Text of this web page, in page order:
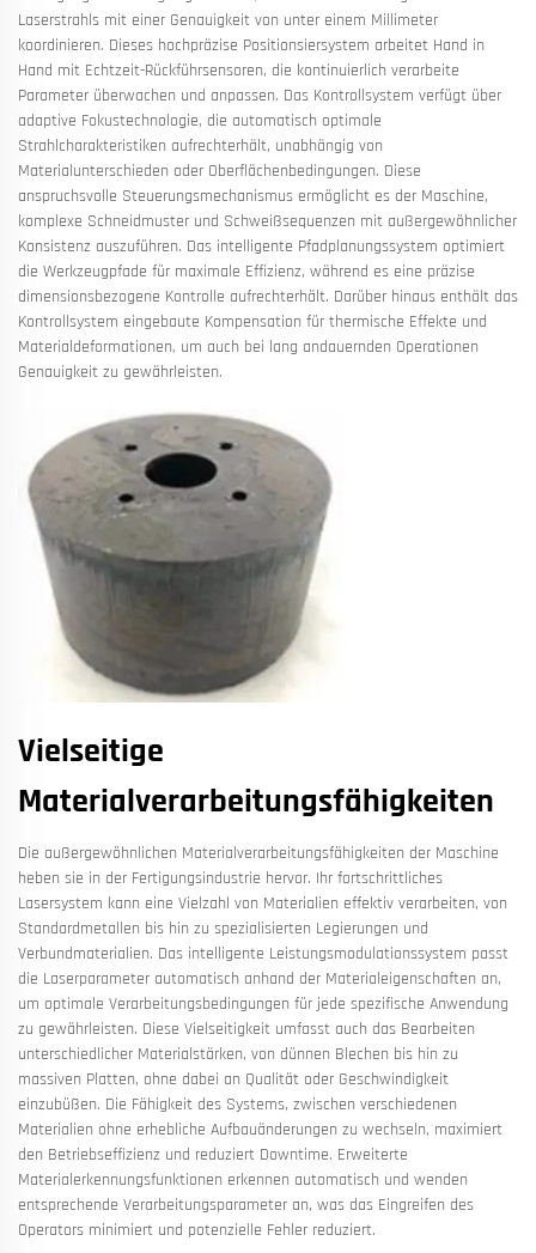
Laserstrahls mit einer Genauigkeit von unter einem Millimeter
koordinieren. Dieses hochpräzise Positionsiersystem arbeitet Hand in
Hand mit Echtzeit-Rückführsensoren, die kontinuierlich verarbeite
Parameter überwachen und anpassen. Das Kontrollsystem verfügt über
adaptive Fokustechnologie, die automatisch optimale
Strahlcharakteristiken aufrechterhält, unabhängig von
Materialunterschieden oder Oberflächenbedingungen. Diese
anspruchsvolle Steuerungsmechanismus ermöglicht es der Maschine,
komplexe Schneidmuster und Schweißsequenzen mit außergewöhnlicher
Konsistenz auszuführen. Das intelligente Pfadplanungssystem optimiert
die Werkzeugpfade für maximale Effizienz, während es eine präzise
dimensionsbezogene Kontrolle aufrechterhält. Darüber hinaus enthält das
Kontrollsystem eingebaute Kompensation für thermische Effekte und
Materialdeformationen, um auch bei lang andauernden Operationen
Genauigkeit zu gewährleisten.
Vielseitige
Materialverarbeitungsfähigkeiten
Die außergewöhnlichen Materialverarbeitungsfähigkeiten der Maschine
heben sie in der Fertigungsindustrie hervor. Ihr fortschrittliches
Lasersystem kann eine Vielzahl von Materialien effektiv verarbeiten, von
Standardmetallen bis hin zu spezialisierten Legierungen und
Verbundmaterialien. Das intelligente Leistungsmodulationssystem passt
die Laserparameter automatisch anhand der Materialeigenschaften an,
um optimale Verarbeitungsbedingungen für jede spezifische Anwendung
zu gewährleisten. Diese Vielseitigkeit umfasst auch das Bearbeiten
unterschiedlicher Materialstärken, von dünnen Blechen bis hin zu
massiven Platten, ohne dabei an Qualität oder Geschwindigkeit
einzubüßen. Die Fähigkeit des Systems, zwischen verschiedenen
Materialien ohne erhebliche Aufbauänderungen zu wechseln, maximiert
den Betriebseffizienz und reduziert Downtime. Erweiterte
Materialerkennungsfunktionen erkennen automatisch und wenden
entsprechende Verarbeitungsparameter an, was das Eingreifen des
Operators minimiert und potenzielle Fehler reduziert.